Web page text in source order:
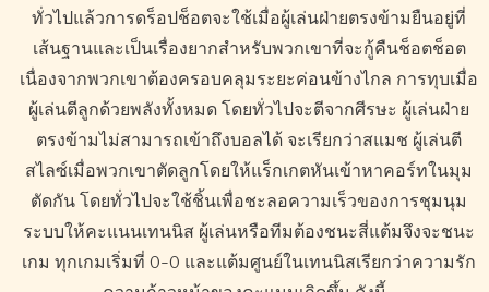
ทั่วไปแล้วการดร็อปช็อตจะใช้เมื่อผู้เล่นฝ่ายตรงข้ามยืนอยู่ที่
เส้นฐานและเป็นเรื่องยากสำหรับพวกเขาที่จะกู้คืนช็อตช็อต
เนื่องจากพวกเขาต้องครอบคลุมระยะค่อนข้างไกล การทุบเมื่อ
ผู้เล่นตีลูกด้วยพลังทั้งหมด โดยทั่วไปจะตีจากศีรษะ ผู้เล่นฝ่าย
ตรงข้ามไม่สามารถเข้าถึงบอลได้ จะเรียกว่าสแมช ผู้เล่นตี
สไลซ์เมื่อพวกเขาตัดลูกโดยให้แร็กเกตหันเข้าหาคอร์ทในมุม
ตัดกัน โดยทั่วไปจะใช้ชิ้นเพื่อชะลอความเร็วของการชุมนุม
ระบบให้คะแนนเทนนิส ผู้เล่นหรือทีมต้องชนะสี่แต้มจึงจะชนะ
เกม ทุกเกมเริ่มที่ 0-0 และแต้มศูนย์ในเทนนิสเรียกว่าความรัก